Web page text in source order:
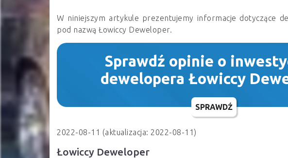
W niniejszym artykule prezentujemy informacje dotyczące
pod nazwą Łowiccy Deweloper.
Sprawdź opinie o
dewelopera Łowiccy
SPRAWDŹ
2022-08-11 (aktualizacja: 2022-08-11)
Łowiccy Deweloper